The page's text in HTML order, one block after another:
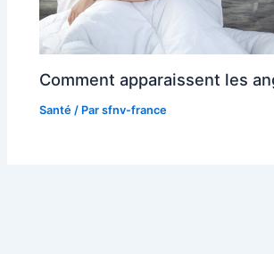
Comment apparaissent les
Santé / Parsfnv-france